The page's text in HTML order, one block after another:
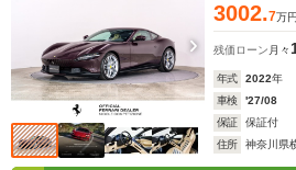
3002.7万円
残価ローン 月々
年式 2022年
車検
'27/08
保証
保証付
住所
神奈川県